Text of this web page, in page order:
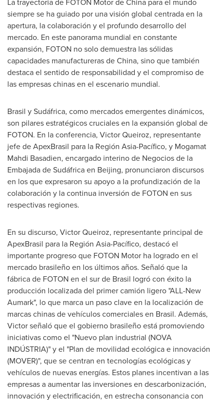
siempre se ha guiado por una visión global centrada en la
apertura, la colaboración y el profundo desarrollo del
mercado. En este panorama mundial en constante
expansión, FOTON no solo demuestra las sólidas
capacidades manufactureras de China, sino que también
destaca el sentido de responsabilidad y el compromiso de
las empresas chinas en el escenario mundial.
Brasil y Sudáfrica, como mercados emergentes dinámicos,
son pilares estratégicos cruciales en la expansión global de
FOTON. En la conferencia, Victor Queiroz, representante
jefe de ApexBrasil para la Región Asia-Pacífico, y Mogamat
Mahdi Basadien, encargado interino de Negocios de la
Embajada de Sudáfrica en Beijing, pronunciaron discursos
en los que expresaron su apoyo a la profundización de la
colaboración y la continua inversión de FOTON en sus
respectivas regiones.
En su discurso, Victor Queiroz, representante principal de
ApexBrasil para la Región Asia-Pacífico, destacó el
importante progreso que FOTON Motor ha logrado en el
mercado brasileño en los últimos años. Señaló que la
fábrica de FOTON en el sur de Brasil logró con éxito la
producción localizada del primer camión ligero "ALL-New
Aumark", lo que marca un paso clave en la localización de
marcas chinas de vehículos comerciales en Brasil. Además,
Victor señaló que el gobierno brasileño está promoviendo
iniciativas como el "Nuevo plan industrial (NOVA
INDÚSTRIA)" y el "Plan de movilidad ecológica e innovación
(MOVER)", que se centran en tecnologías ecológicas y
vehículos de nuevas energías. Estos planes incentivan a las
empresas a aumentar las inversiones en descarbonización,
innovación y electrificación, en estrecha consonancia con